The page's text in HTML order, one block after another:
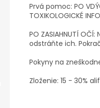
Prvá pomoc: PO
TOXIKOLOGICKÉ
PO ZASIAHNUTÍ
odstráňte ich.
Pokyny na
Zloženie: 15 - 30%